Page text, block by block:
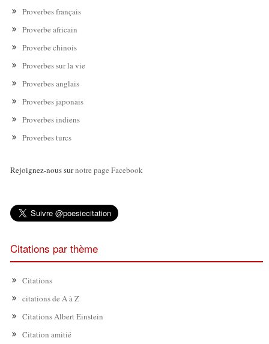
Proverbes français
Proverbe africain
Proverbe chinois
Proverbes sur la vie
Proverbes anglais
Proverbes japonais
Proverbes indiens
Proverbes turcs
Rejoignez-nous surnotre page Facebook
Citations par thème
Citations
citations de A à Z
Citations Albert Einstein
Citation amitié